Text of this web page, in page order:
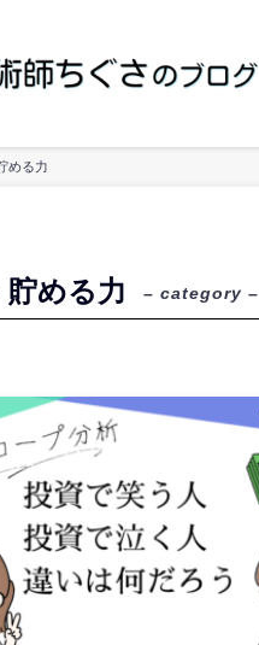
める力
める力 – category –